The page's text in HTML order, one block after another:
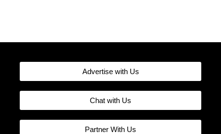
Advertise with Us
Chat with Us
Partner With Us